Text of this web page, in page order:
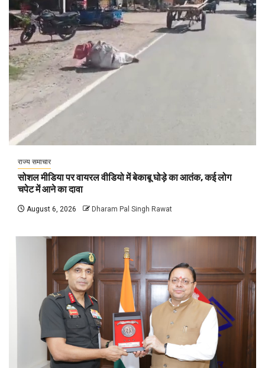
राज्य समाचार
सोशल मीडिया पर वायरल वीडियो में बेकाबू घोड़े का आतंक, कई लोग
चपेट में आने का दावा
August 6, 2026 Dharam Pal Singh Rawat